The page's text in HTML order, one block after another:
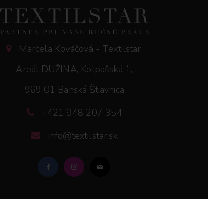
Marcela Kováčová - Textilstar,
Areál DUŽINA, Kolpašská 1,
969 01 Banská Štiavnica
+421 948 207 354
info@textilstar.sk